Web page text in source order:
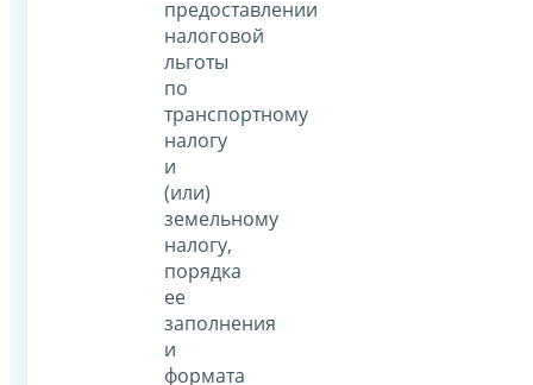
предоставлении
налоговой
льготы
по
транспортному
налогу
и
(или)
земельному
налогу,
порядка
ее
заполнения
и
формата